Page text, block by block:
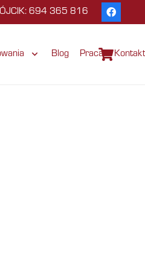
694 365 816
Blog Praca Kontakt